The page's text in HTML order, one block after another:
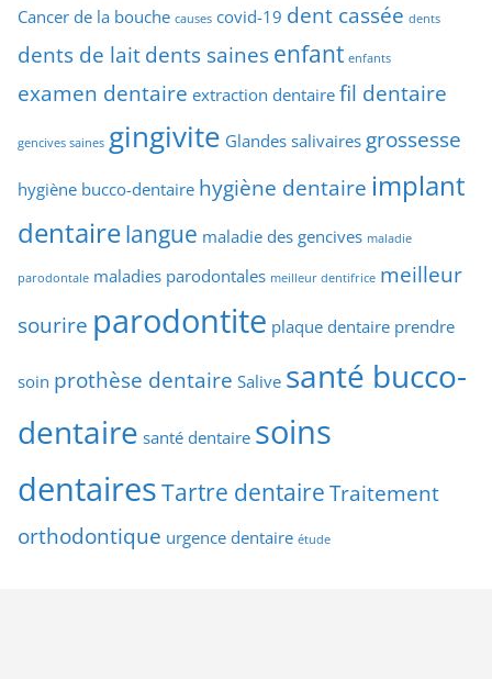
Cancer de la bouche causes covid-19 dent cassée dents
dents de lait dents saines enfant enfants
examen dentaire extraction dentaire fil dentaire
gencives saines gingivite Glandes salivaires grossesse
hygiène bucco-dentaire hygiène dentaire implant
dentairelangue maladie des gencives maladie
parodontale maladies parodontales meilleur dentifrice meilleur
sourire parodontite plaque dentaire prendre
soin prothèse dentaire Salive santé bucco-
dentaire santé dentaire soins
dentairesTartre dentaire Traitement
orthodontique urgence dentaire étude